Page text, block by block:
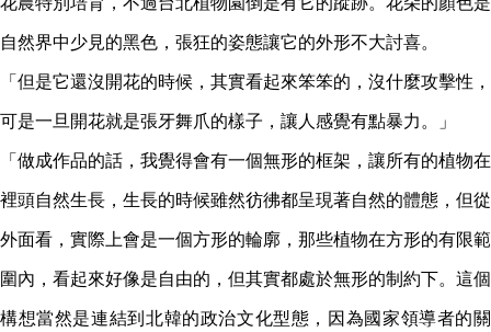
自然界中少見的黑色，張狂的姿態讓它的外形不大討喜。
「但是它還沒開花的時候，其實看起來笨笨的，沒什麼攻擊性，
可是一旦開花就是張牙舞爪的樣子，讓人感覺有點暴力。」
「做成作品的話，我覺得會有一個無形的框架，讓所有的植物在
裡頭自然生長，生長的時候雖然彷彿都呈現著自然的體態，但從
外面看，實際上會是一個方形的輪廓，那些植物在方形的有限範
圍內，看起來好像是自由的，但其實都處於無形的制約下。這個
構想當然是連結到北韓的政治文化型態，因為國家領導者的關